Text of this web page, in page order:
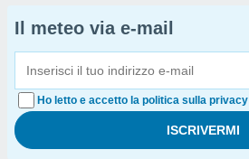
Il meteo via e-mail
Ho letto e accetto la politica sulla privacy